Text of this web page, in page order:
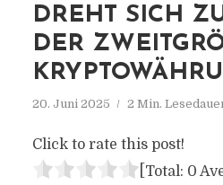
DREHT SICH
DER
20. Juni 2025 2 Min.
Click to rate this post!
[Total: 0